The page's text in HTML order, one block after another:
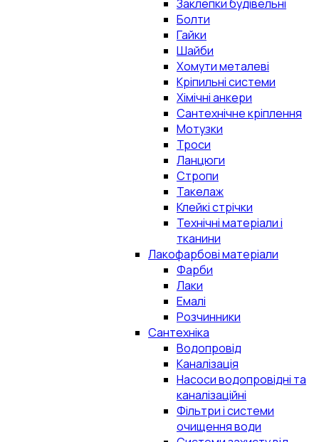
Заклепки будівельні
Болти
Гайки
Шайби
Хомути металеві
Кріпильні системи
Хімічні анкери
Сантехнічне кріплення
Мотузки
Троси
Ланцюги
Стропи
Такелаж
Клейкі стрічки
Технічні матеріали і
тканини
Лакофарбові матеріали
Фарби
Лаки
Емалі
Розчинники
Сантехніка
Водопровід
Каналізація
Насоси водопровідні та
каналізаційні
Фільтри і системи
очищення води